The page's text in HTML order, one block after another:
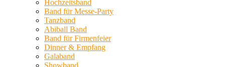
Hochzeitsband
Band für Messe-Party
Tanzband
Abiball Band
Band für Firmenfeier
Dinner & Empfang
Galaband
Showband